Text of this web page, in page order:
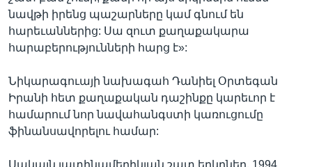
նավթի իրենց պաշարները կամ գնում են
հարեւաններից: Սա զուտ քաղաքակարա
հարաբերությունների հարց է»:
Նիկարագուայի նախագահ Դանիել Օրտեգան
Իրանի հետ քաղաքական դաշինքը կարեւոր է
համարում նոր նավահանգստի կառուցումը
ֆինանսավորելու համար:
Սակայն լատինամերիկյան շատ երկրներ, 1994